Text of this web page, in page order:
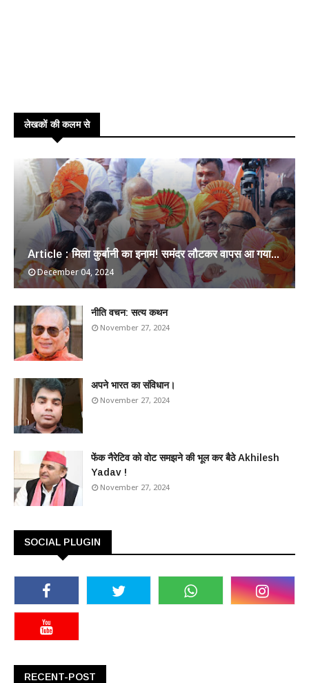
लेखकों की कलम से
Article : मिला कुर्बानी का इनाम! समंदर लौटकर वापस आ गया...
December 04, 2024
​नीति वचन: सत्य कथन
November 27, 2024
अपने भारत का संविधान।
November 27, 2024
फेंक नैरेटिव को वोट समझने की भूल कर बैठे Akhilesh
Yadav !
November 27, 2024
SOCIAL PLUGIN
RECENT-POST